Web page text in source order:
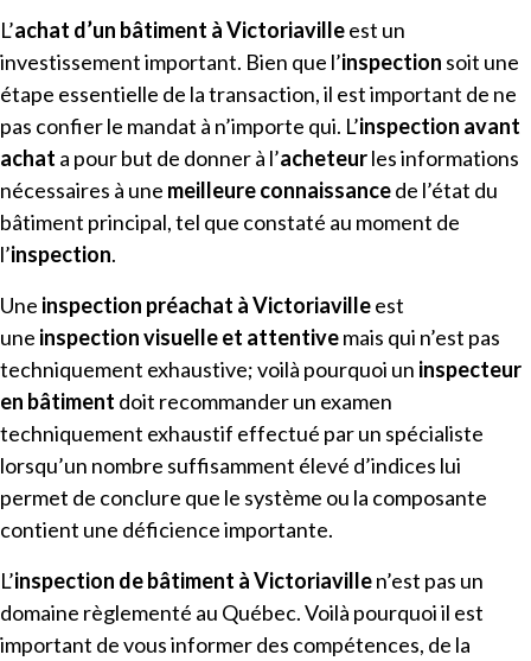
L’achat d’un bâtiment àVictoriavilleest un
investissement important. Bien que l’inspection soit une
étape essentielle de la transaction, il est important de ne
pas confier le mandat à n’importe qui. L’inspection avant
achat a pour but de donner à l’acheteurles informations
nécessaires à une meilleure connaissancede l’état du
bâtiment principal, tel que constaté au moment de
l’inspection.
Une inspection préachat àVictoriavilleest
une inspection visuelle et attentivemais qui n’est pas
techniquement exhaustive; voilà pourquoi un inspecteur
en bâtiment doit recommander un examen
techniquement exhaustif effectué par un spécialiste
lorsqu’un nombre suffisamment élevé d’indices lui
permet de conclure que le système ou la composante
contient une déficience importante.
L’inspection de bâtiment àVictoriavillen’est pas un
domaine règlementé au Québec. Voilà pourquoi il est
important de vous informer des compétences, de la